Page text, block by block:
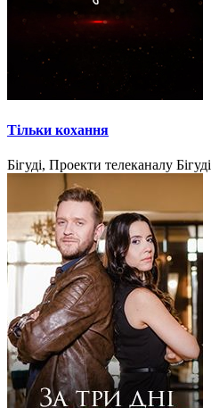
Тільки кохання
Бігуді, Проекти телеканалу Бігуді